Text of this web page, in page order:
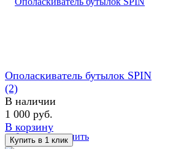
избранное сравнить
Ополаскиватель бутылок SPIN
(2)
В наличии
1 000 руб.
В корзину